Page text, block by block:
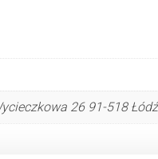
875000
26 91-518